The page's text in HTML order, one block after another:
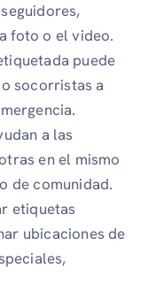
foto o el video.
puede
socorristas a
a las
en el mismo
de comunidad.
etiquetas
ubicaciones de